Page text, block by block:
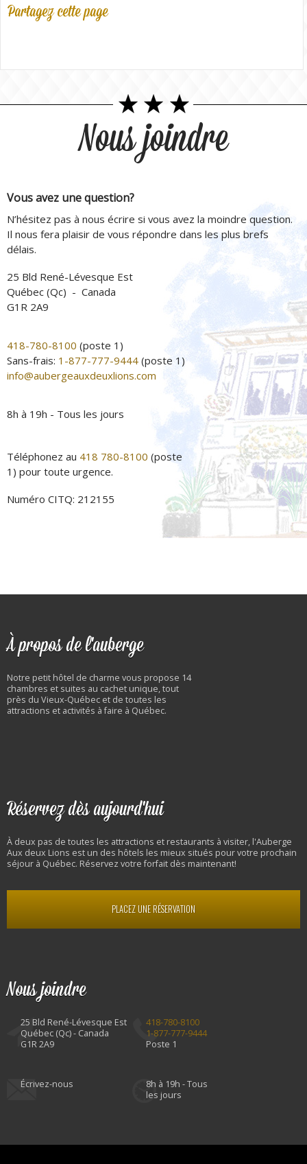
Partagez cette page
Nous joindre
Vous avez une question?
N’hésitez pas à nous écrire si vous avez la moindre question.
Il nous fera plaisir de vous répondre dans les plus brefs
délais.
25 Bld René-Lévesque Est
Québec (Qc) - Canada
G1R 2A9
418-780-8100 (poste 1)
Sans-frais: 1-877-777-9444 (poste 1)
info@aubergeauxdeuxlions.com
8h à 19h - Tous les jours
Téléphonez au 418 780-8100 (poste
1) pour toute urgence.
Numéro CITQ: 212155
À propos de l'auberge
Notre petit hôtel de charme vous propose 14
chambres et suites au cachet unique, tout
près du Vieux-Québec et de toutes les
attractions et activités à faire à Québec.
Réservez dès aujourd'hui
À deux pas de toutes les attractions et restaurants à visiter, l'Auberge
Aux deux Lions est un des hôtels les mieux situés pour votre prochain
séjour à Québec. Réservez votre forfait dès maintenant!
PLACEZ UNE RÉSERVATION
Nous joindre
25 Bld René-Lévesque Est
Québec (Qc) - Canada
G1R 2A9
418-780-8100
1-877-777-9444
Poste 1
Écrivez-nous
8h à 19h - Tous
les jours